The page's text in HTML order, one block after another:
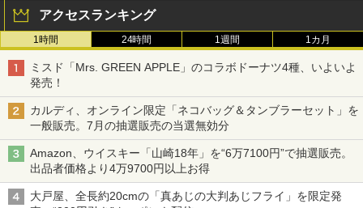
アクセスランキング
1時間 24時間 1週間 1カ月
ミスド「Mrs. GREEN APPLE」のコラボドーナツ4種、いよいよ
発売！
カルディ、オンライン限定「ネコバッグ＆タンブラーセット」を
一般販売。7月の抽選販売の当選無効分
Amazon、ウイスキー「山崎18年」を“6万7100円”で抽選販売。
出品者価格より4万9700円以上お得
大戸屋、全長約20cmの「真あじの大判あじフライ」を限定発